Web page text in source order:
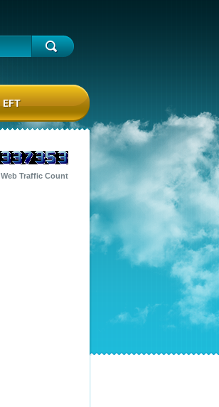
Web Traffic Count
EFT